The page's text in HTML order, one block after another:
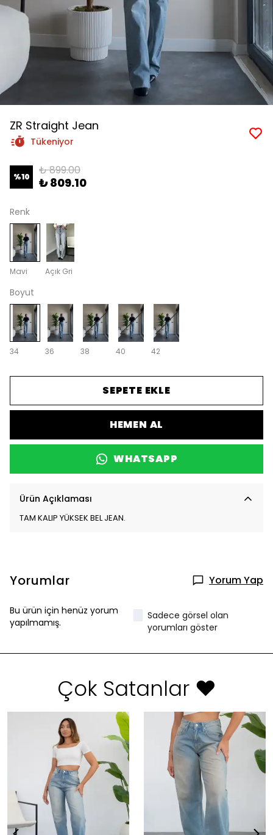
ZR Straight Jean
Tükeniyor
%10 ₺ 899.00
₺ 809.10
Renk
Mavi Açık Gri
Boyut
34 36 38 40 42
SEPETE EKLE
HEMEN AL
WHATSAPP
Ürün Açıklaması
TAM KALIP YÜKSEK BEL JEAN.
Yorumlar Yorum Yap
Bu ürün için henüz yorum
yapılmamış.
Sadece görsel olan
yorumları göster
Çok Satanlar ❤️